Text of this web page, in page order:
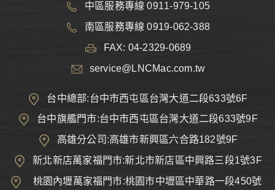
中區服務專線 0911-979-105
南區服務專線 0919-062-388
FAX: 04-2329-0689
service@LNCMac.com.tw
台中總部:台中市西屯區台灣大道二段633號6F
台中旗艦門市:台中市西屯區台灣大道二段633號9F
高雄分公司:高雄市新興區六合路182號9F
新北新店萬家福門市:新北市新店區中興路三段1號3F
桃園內壢萬家福門市:桃園市中壢區中華路一段450號